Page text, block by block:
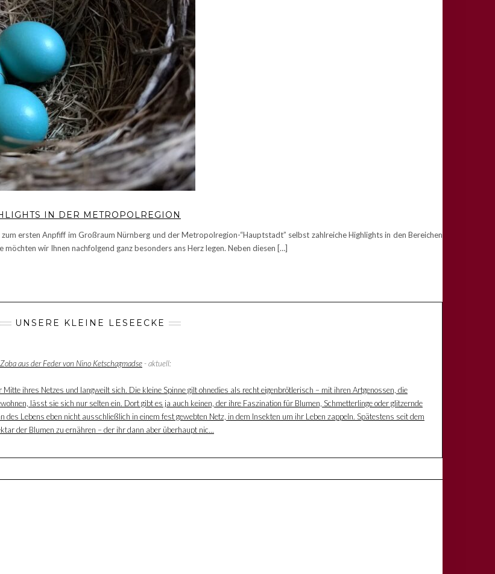
IN DER METROPOLREGION
ersten Anpfiff im Großraum Nürnberg und der Metropolregion-“Hauptstadt” selbst zahlreiche Highlights in den Bereichen
wir Ihnen nachfolgend ganz besonders ans Herz legen. Neben diesen […]
UNSERE KLEINE LESEECKE
aus der Feder von Nino Ketschagmadse- aktuell:
ihres Netzes und langweilt sich. Die kleine Spinne gilt ohnedies als recht eigenbrötlerisch – mit ihren Artgenossen, die
lässt sie sich nur selten ein. Dort gibt es ja auch keinen, der ihre Faszination für Blumen, Schmetterlinge oder glitzernde
des Lebens eben nicht ausschließlich in einem fest gewebten Netz, in dem Insekten um ihr Leben zappeln. Spätestens seit dem
der Blumen zu ernähren – der ihr dann aber überhaupt nic...